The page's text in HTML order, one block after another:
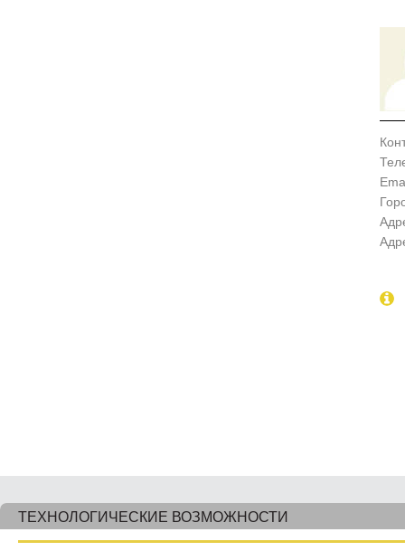
ТЕХНОЛОГИЧЕСКИЕ ВОЗМОЖНОСТИ